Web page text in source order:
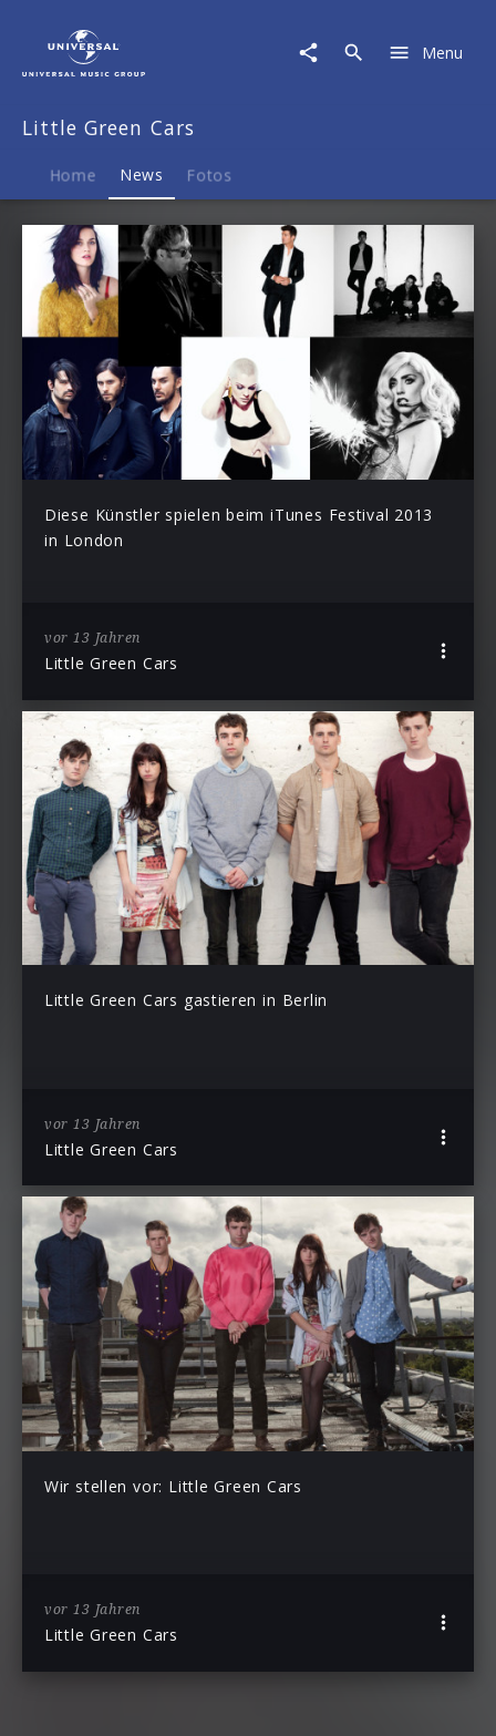
Menu
Little Green Cars
Home News Fotos
Diese Künstler spielen beim iTunes Festival 2013
in London
vor 13 Jahren
Little Green Cars
Little Green Cars gastieren in Berlin
vor 13 Jahren
Little Green Cars
Wir stellen vor: Little Green Cars
vor 13 Jahren
Little Green Cars